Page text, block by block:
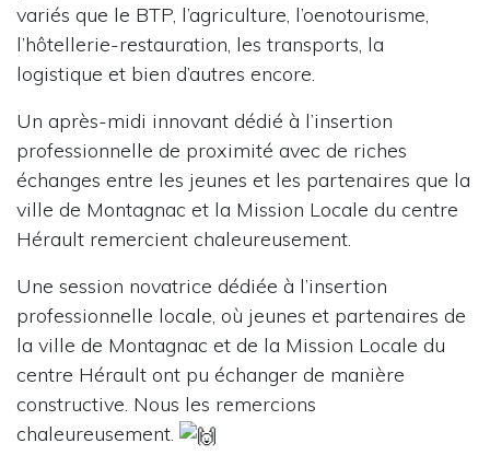
variés que le BTP, l’agriculture, l’oenotourisme,
l’hôtellerie-restauration, les transports, la
logistique et bien d’autres encore.
Un après-midi innovant dédié à l’insertion
professionnelle de proximité avec de riches
échanges entre les jeunes et les partenaires que la
ville de Montagnac et la Mission Locale du centre
Hérault remercient chaleureusement.
Une session novatrice dédiée à l’insertion
professionnelle locale, où jeunes et partenaires de
la ville de Montagnac et de la Mission Locale du
centre Hérault ont pu échanger de manière
constructive. Nous les remercions
chaleureusement.